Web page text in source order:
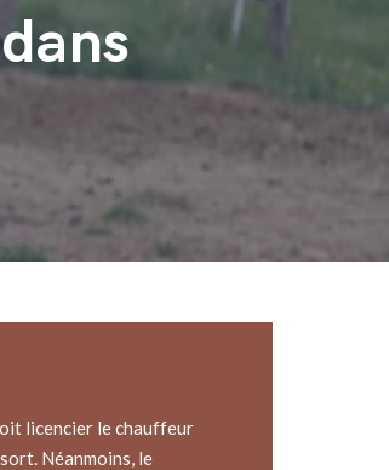
licencier le chauffeur
Néanmoins, le